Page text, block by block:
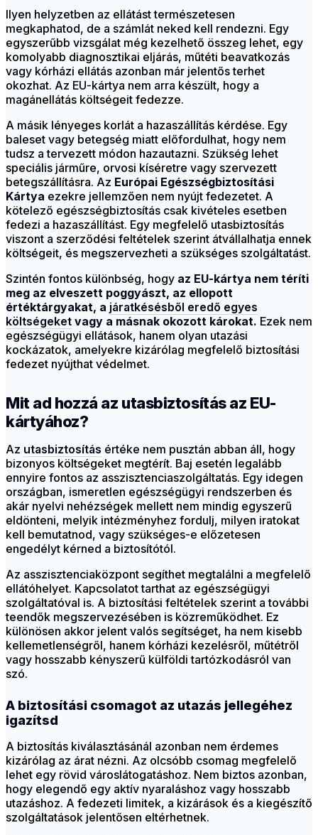
Ilyen helyzetben az ellátást természetesen
megkaphatod, de a számlát neked kell rendezni. Egy
egyszerűbb vizsgálat még kezelhető összeg lehet, egy
komolyabb diagnosztikai eljárás, műtéti beavatkozás
vagy kórházi ellátás azonban már jelentős terhet
okozhat. Az EU-kártya nem arra készült, hogy a
magánellátás költségeit fedezze.
A másik lényeges korlát a hazaszállítás kérdése. Egy
baleset vagy betegség miatt előfordulhat, hogy nem
tudsz a tervezett módon hazautazni. Szükség lehet
speciális járműre, orvosi kíséretre vagy szervezett
betegszállításra. Az Európai Egészségbiztosítási
Kártya ezekre jellemzően nem nyújt fedezetet. A
kötelező egészségbiztosítás csak kivételes esetben
fedezi a hazaszállítást. Egy megfelelő utasbiztosítás
viszont a szerződési feltételek szerint átvállalhatja ennek
költségeit, és megszervezheti a szükséges szolgáltatást.
Szintén fontos különbség, hogy az EU-kártya nem téríti
meg az elveszett poggyászt, az ellopott
értéktárgyakat, a járatkésésből eredő egyes
költségeket vagy a másnak okozott károkat. Ezek nem
egészségügyi ellátások, hanem olyan utazási
kockázatok, amelyekre kizárólag megfelelő biztosítási
fedezet nyújthat védelmet.
Mit ad hozzá az utasbiztosítás az EU-
kártyához?
Az utasbiztosítás értéke nem pusztán abban áll, hogy
bizonyos költségeket megtérít. Baj esetén legalább
ennyire fontos az asszisztenciaszolgáltatás. Egy idegen
országban, ismeretlen egészségügyi rendszerben és
akár nyelvi nehézségek mellett nem mindig egyszerű
eldönteni, melyik intézményhez fordulj, milyen iratokat
kell bemutatnod, vagy szükséges-e előzetesen
engedélyt kérned a biztosítótól.
Az asszisztenciaközpont segíthet megtalálni a megfelelő
ellátóhelyet. Kapcsolatot tarthat az egészségügyi
szolgáltatóval is. A biztosítási feltételek szerint a további
teendők megszervezésében is közreműködhet. Ez
különösen akkor jelent valós segítséget, ha nem kisebb
kellemetlenségről, hanem kórházi kezelésről, műtétről
vagy hosszabb kényszerű külföldi tartózkodásról van
szó.
A biztosítási csomagot az utazás jellegéhez
igazítsd
A biztosítás kiválasztásánál azonban nem érdemes
kizárólag az árat nézni. Az olcsóbb csomag megfelelő
lehet egy rövid városlátogatáshoz. Nem biztos azonban,
hogy elegendő egy aktív nyaraláshoz vagy hosszabb
utazáshoz. A fedezeti limitek, a kizárások és a kiegészítő
szolgáltatások jelentősen eltérhetnek.